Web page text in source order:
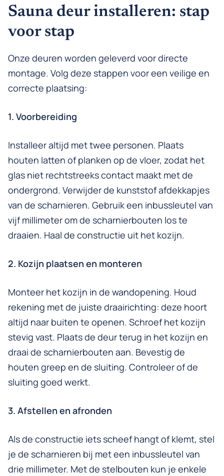
Sauna deur installeren: stap
voor stap
Onze deuren worden geleverd voor directe
montage. Volg deze stappen voor een veilige en
correcte plaatsing:
1. Voorbereiding
Installeer altijd met twee personen. Plaats
houten latten of planken op de vloer, zodat het
glas niet rechtstreeks contact maakt met de
ondergrond. Verwijder de kunststof afdekkapjes
van de scharnieren. Gebruik een inbussleutel van
vijf millimeter om de scharnierbouten los te
draaien. Haal de constructie uit het kozijn.
2. Kozijn plaatsen en monteren
Monteer het kozijn in de wandopening. Houd
rekening met de juiste draairichting: deze hoort
altijd naar buiten te openen. Schroef het kozijn
stevig vast. Plaats de deur terug in het kozijn en
draai de scharnierbouten aan. Bevestig de
houten greep en de sluiting. Controleer of de
sluiting goed werkt.
3. Afstellen en afronden
Als de constructie iets scheef hangt of klemt, stel
je de scharnieren bij met een inbussleutel van
drie millimeter. Met de stelbouten kun je enkele